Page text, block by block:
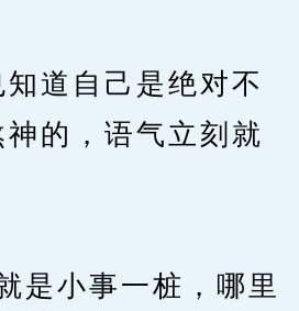
道自己是绝对不
的，语气立刻就
小事一桩，哪里